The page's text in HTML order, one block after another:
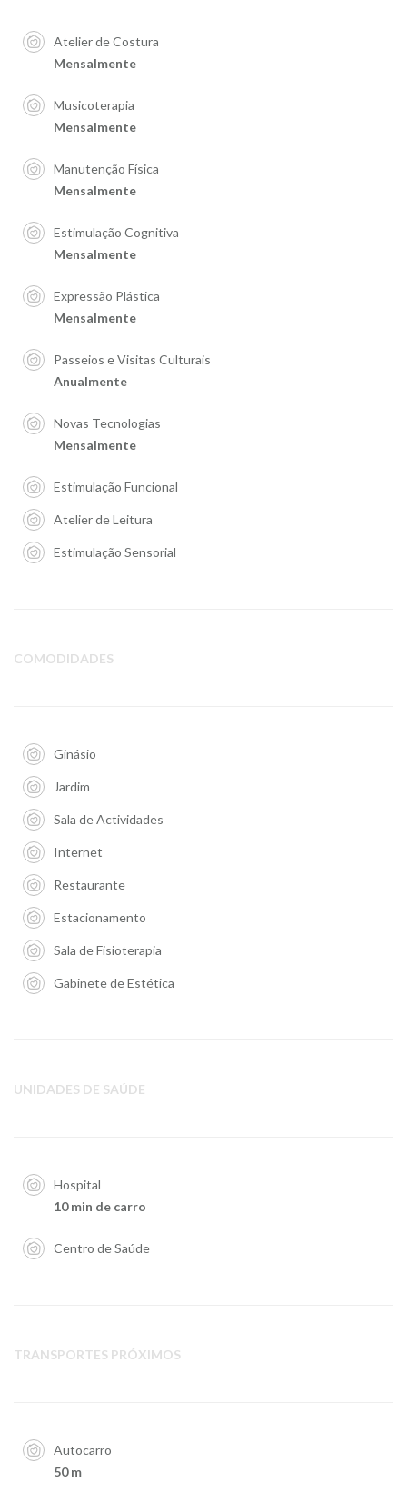
Atelier de Costura
Mensalmente
Musicoterapia
Mensalmente
Manutenção Física
Mensalmente
Estimulação Cognitiva
Mensalmente
Expressão Plástica
Mensalmente
Passeios e Visitas Culturais
Anualmente
Novas Tecnologias
Mensalmente
Estimulação Funcional
Atelier de Leitura
Estimulação Sensorial
COMODIDADES
Ginásio
Jardim
Sala de Actividades
Internet
Restaurante
Estacionamento
Sala de Fisioterapia
Gabinete de Estética
UNIDADES DE SAÚDE
Hospital
10 min de carro
Centro de Saúde
TRANSPORTES PRÓXIMOS
Autocarro
50 m